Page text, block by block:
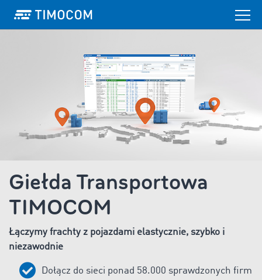
Giełda Transportowa
TIMOCOM
Łączymy frachty z pojazdami elastycznie, szybko i
niezawodnie
Dołącz do sieci ponad 58.000 sprawdzonych firm